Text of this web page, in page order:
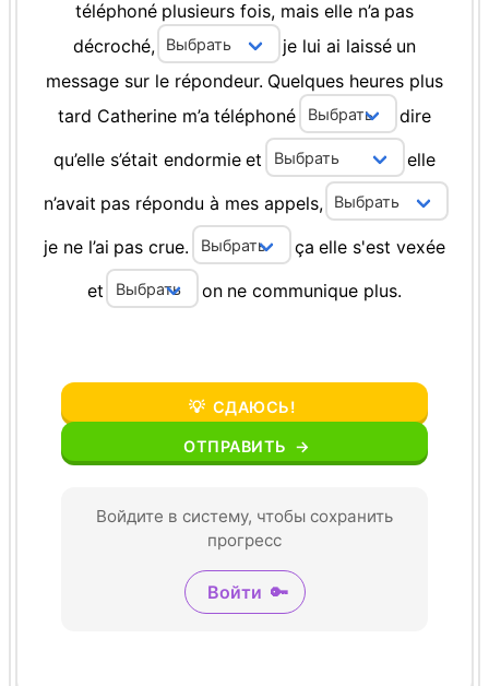
téléphoné plusieurs fois, mais elle n’a pas
décroché,
je lui ai laissé un
message sur le répondeur. Quelques heures plus
tard Catherine m’a téléphoné
dire
qu’elle s’était endormie et
elle
n’avait pas répondu à mes appels,
je ne l’ai pas crue. ça elle s'est vexée
et
on ne communique plus.
💡 СДАЮСЬ!
ОТПРАВИТЬ →
Войдите в систему, чтобы сохранить
прогресс
Войти 🔑